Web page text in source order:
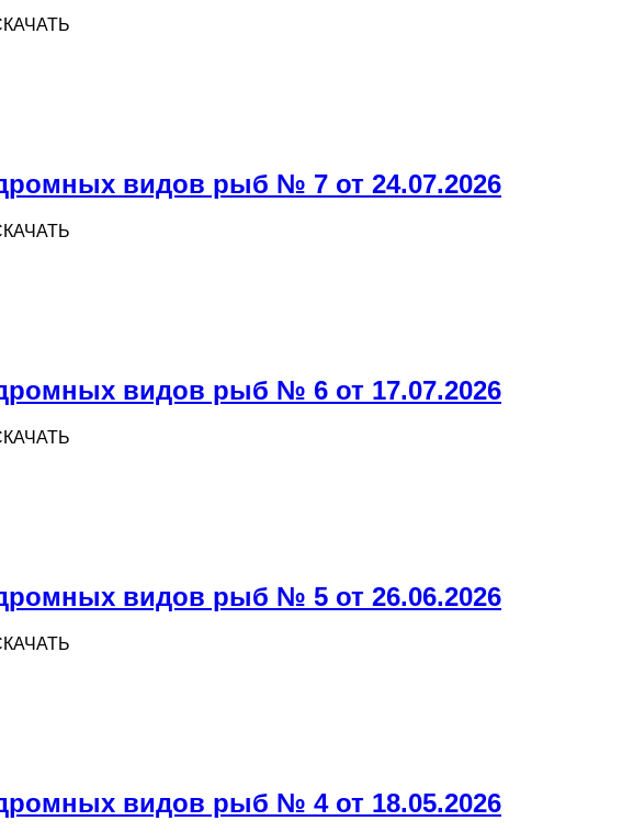
видов рыб № 7 от 24.07.2026
видов рыб № 6 от 17.07.2026
видов рыб № 5 от 26.06.2026
видов рыб № 4 от 18.05.2026